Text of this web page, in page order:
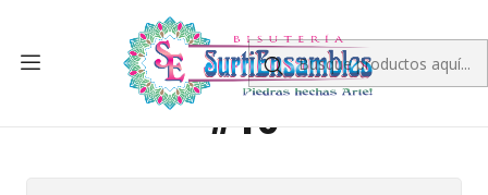
CRISTAL
MURANO RONDELA #10
MURANO RONDELA
#10